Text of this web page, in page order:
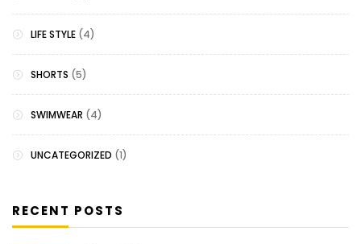
LIFE STYLE (4)
SHORTS (5)
SWIMWEAR (4)
UNCATEGORIZED (1)
RECENT POSTS